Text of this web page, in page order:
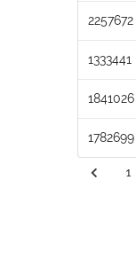
2257672
1333441
1841026
1782699
1